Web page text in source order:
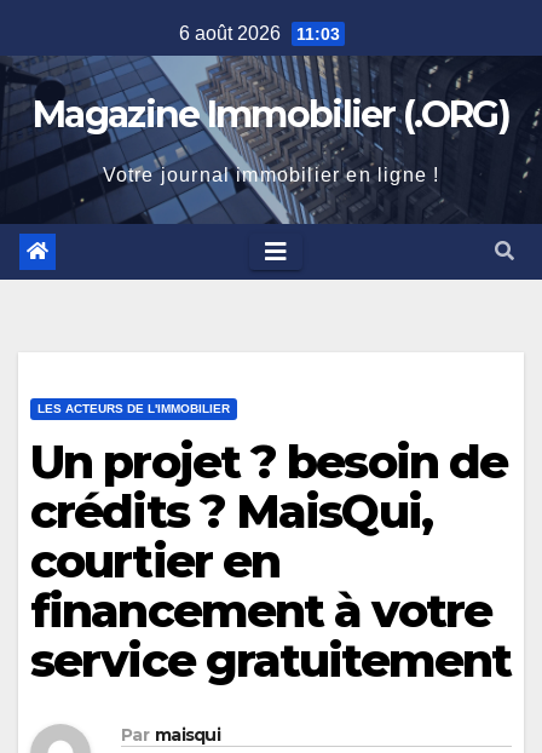
to
content
6 août 2026 11:03
Magazine Immobilier (.ORG)
Votre journal immobilier en ligne !
LES ACTEURS DE L'IMMOBILIER
Un projet ? besoin de
crédits ? MaisQui,
courtier en
financement à votre
service gratuitement
Par maisqui